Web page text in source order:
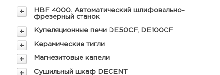
HBF 4000. Автоматический шлифовально-
фрезерный станок
Купеляционные печи DE50CF, DE100CF
Керамические тигли
Магнезитовые капели
Сушильный шкаф DECENT